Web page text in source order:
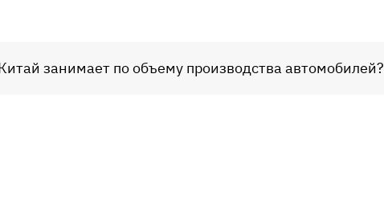
занимает по объему производства автомобилей?